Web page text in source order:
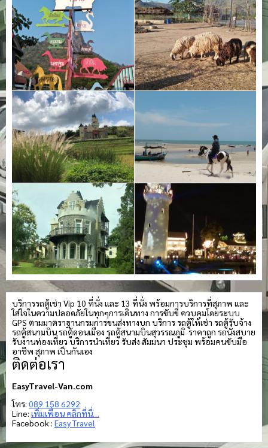
บริการรถตู้เช่า Vip 10 ที่นั่ง และ 13 ที่นั่ง พร้อมการบริการที่สุภาพ และ
ใส่ใจในความปลอดภัยในทุกๆการเดินทาง การขับขี่ ควบคุมโดยระบบ
GPS ตามมาตราฐานกรมการขนส่งทางบก บริการ รถตู้ให้เช่า รถตู้รับจ้าง
รถตู้สนามบิน รถตู้ดอนเมือง รถตู้สนามบินสุวรรณภูมิ ราคาถูก รถนั่งสบาย
รับงานท่องเที่ยว บริการนำเที่ยว รับส่ง สัมมนา ประชุม พร้อมคนขับมือ
อาชีพ สุภาพ เป็นกันเอง
ติดต่อเรา
EasyTravel-Van.com
โทร: 089 158 6292
Line: เพิ่มเพื่อน คลิกที่นี่…
Facebook : Easy Travel